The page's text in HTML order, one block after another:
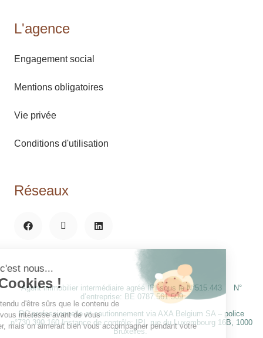
L'agence
Engagement social
Mentions obligatoires
Vie privée
Conditions d'utilisation
Réseaux
Agent immobilier intermédiaire agréé IPI sous le N°515.443 N°
d’entreprise: BE 0787.561.509
RC professionnelle et cautionnement via AXA Belgium SA – police
n°730.390.160 Instance de contrôle: IPI, rue du Luxembourg 16B, 1000
Bruxelles.